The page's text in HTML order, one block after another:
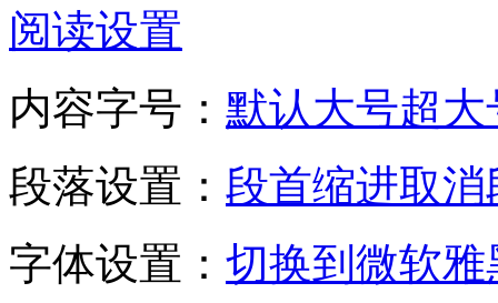
阅读设置
内容字号： 默认大号超大
段落设置： 段首缩进取消
字体设置： 切换到微软雅